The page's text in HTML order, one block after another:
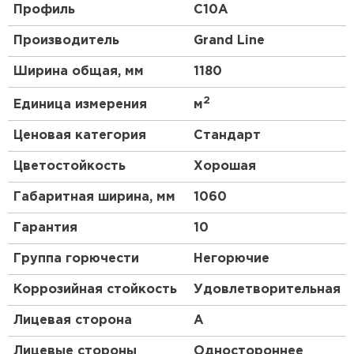
не менее 0,7 мм.
Структура. Профнастил – композитный
(многослойный) материал. У разных марок
число слоев меняется от 3 до 10; толщина
Профиль C10A
Производитель Grand Line
Ширина общая, мм 1180
Единица измерения м2
Ценовая категория Стандарт
Цветостойкость Хорошая
Габаритная ширина, мм 1060
Гарантия 10
Группа горючести Негорючие
Коррозийная стойкость Удовлетворительная
Лицевая сторона A
Лицевые стороны Одностороннее